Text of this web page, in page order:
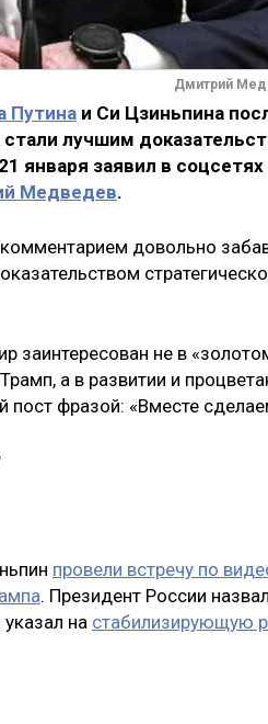
Дмитрий
Путина и Си Цзиньпина
лучшим
января заявил в
Медведев.
довольно
заинтересован не в
а в развитии и
пост фразой: «Вместе
провели встречу по
. Президент России назвал
на стабилизирующую